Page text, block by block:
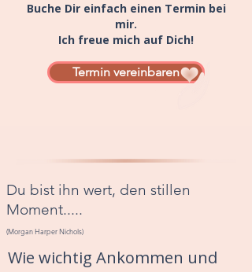
Buche Dir einfach einen Termin bei
mir.
Ich freue mich auf Dich!
Termin vereinbaren
Du bist ihn wert, den stillen
Moment.....
(Morgan Harper Nichols)
Wie wichtig Ankommen und